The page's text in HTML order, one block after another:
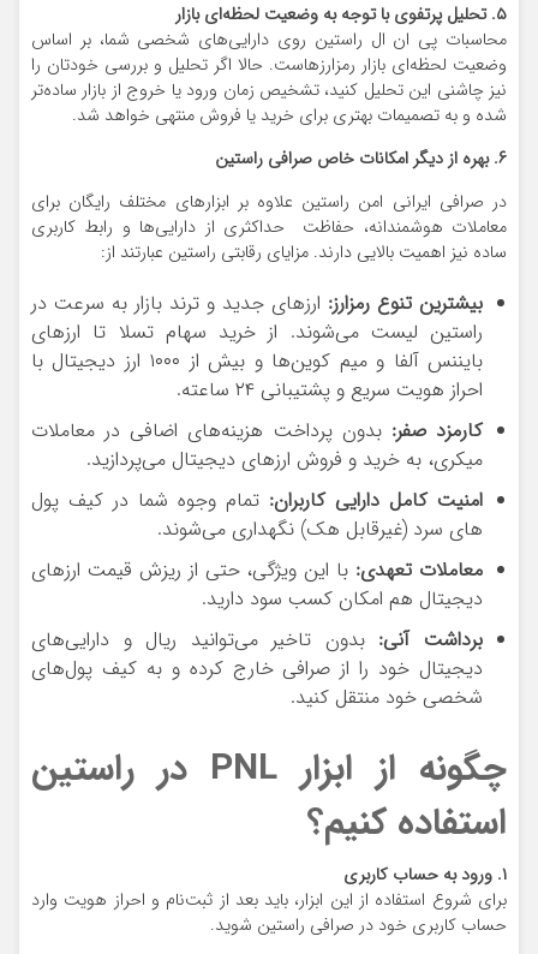
۵. تحلیل پرتفوی با توجه به وضعیت لحظه‌ای بازار
محاسبات پی ان ال راستین روی دارایی‌های شخصی شما، بر اساس
وضعیت لحظه‌ای بازار رمزارزهاست. حالا اگر تحلیل و بررسی خودتان را
نیز چاشنی این تحلیل کنید، تشخیص زمان ورود یا خروج از بازار ساده‌تر
شده و به تصمیمات بهتری برای خرید یا فروش منتهی خواهد شد.
۶. بهره از دیگر امکانات خاص صرافی راستین
در صرافی ایرانی امن راستین علاوه بر ابزارهای مختلف رایگان برای
معاملات هوشمندانه، حفاظت حداکثری از دارایی‌ها و رابط کاربری
ساده نیز اهمیت بالایی دارند. مزایای رقابتی راستین عبارتند از:
بیشترین تنوع رمزارز: ارز‌های جدید و ترند بازار به سرعت در
راستین لیست می‌شوند. از خرید سهام تسلا تا ارز‌های
بایننس آلفا و میم کوین‌ها و بیش از ۱۰۰۰ ارز دیجیتال با
احراز هویت سریع و پشتیبانی ۲۴ ساعته.
کارمزد صفر:بدون پرداخت هزینه‌های اضافی در معاملات
میکری، به خرید و فروش ارزهای دیجیتال می‌پردازید.
امنیت کامل دارایی کاربران: تمام وجوه شما در کیف پول
های سرد (غیرقابل هک) نگهداری می‌شوند.
معاملات تعهدی: با این ویژگی، حتی از ریزش قیمت ارزهای
دیجیتال هم امکان کسب سود دارید.
برداشت آنی: بدون تاخیر می‌توانید ریال و دارایی‌های
دیجیتال خود را از صرافی خارج کرده و به کیف پول‌های
شخصی خود منتقل کنید.
چگونه از ابزار PNL در راستین
استفاده کنیم؟
۱. ورود به حساب کاربری
برای شروع استفاده از این ابزار، باید بعد از ثبت‌نام و احراز هویت وارد
حساب کاربری خود در صرافی راستین شوید.